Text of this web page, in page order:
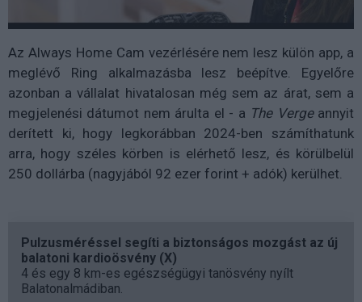
Az Always Home Cam vezérlésére nem lesz külön app, a
meglévő Ring alkalmazásba lesz beépítve. Egyelőre
azonban a vállalat hivatalosan még sem az árat, sem a
megjelenési dátumot nem árulta el - a The Vergeannyit
derített ki, hogy legkorábban 2024-ben számíthatunk
arra, hogy széles körben is elérhető lesz, és körülbelül
250 dollárba (nagyjából 92 ezer forint + adók) kerülhet.
Pulzusméréssel segíti a biztonságos mozgást az új
balatoni kardioösvény (X)
4 és egy 8 km-es egészségügyi tanösvény nyílt
Balatonalmádiban.